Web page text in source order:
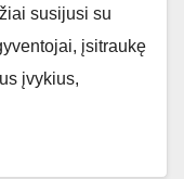
susijusi su
įsitraukę
įvykius,